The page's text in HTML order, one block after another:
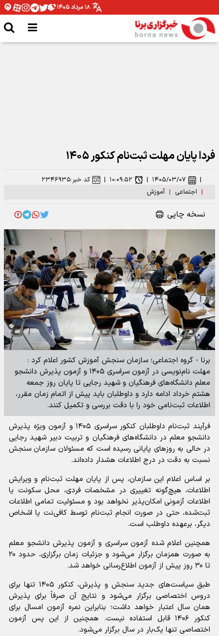
۱۸ مرداد ۱۴۰۵
فردا پایان مهلت ثبت‌نام کنکور ۱۴۰۵
| اجتماعی | آموزش
| ۱۴۰۵/۰۳/۰۷ | ۱۰:۰۹:۵۲ | کد خبر:۲۳۴۶۹۳۵
نسخه چاپی
برنا - گروه اجتماعی؛ سازمان سنجش آموزش کشور اعلام کرد :
مهلت نام‌نویسی در آزمون سراسری ۱۴۰۵ و آزمون پذیرش دانشجو
معلم دانشگاه‌های فرهنگیان و شهید رجایی تا پایان روز جمعه
هشتم خرداد ادامه دارد و داوطلبان باید پیش از اتمام زمان مقرر،
اطلاعات ثبت‌نامی خود را با دقت بررسی و تکمیل کنند.
فرآیند ثبت‌نام داوطلبان کنکور سراسری ۱۴۰۵ و آزمون ویژه پذیرش
دانشجو معلم در دانشگاه‌های فرهنگیان و تربیت دبیر شهید رجایی
در حالی به روزهای پایانی رسیده است که مسئولان سازمان سنجش
نسبت به دقت در درج اطلاعات هشدار داده‌اند.
بر اساس اعلام این سازمان، پس از پایان مهلت ثبت‌نام و ویرایش
اطلاعات، هیچ‌گونه تغییری در مشخصات فردی، محل سکونت یا
اطلاعات آزمونی امکان‌پذیر نخواهد بود و مسئولیت تمامی اطلاعات
ثبت‌شده، حتی در صورت انجام ثبت‌نام توسط کافی‌نت یا اشخاص
دیگر، برعهده داوطلب است.
همچنین اعلام شده آزمون سراسری و آزمون پذیرش دانشجو معلم
به صورت همزمان برگزار می‌شود و جزئیات زمان برگزاری، حدود ۲۰
تا ۳۰ روز پیش از آزمون اطلاع‌رسانی خواهد شد.
طبق سیاست‌های جدید سنجش و پذیرش، کنکور ۱۴۰۵ تنها برای
دروس اختصاصی برگزار می‌شود و نتایج آن صرفاً برای پذیرش
همان سال اعتبار خواهد داشت؛ بنابراین نمره آزمون امسال برای
کنکور ۱۴۰۶ قابل استفاده نیست. همچنین از این پس آزمون
اختصاصی تنها یک‌بار در سال برگزار می‌شود.